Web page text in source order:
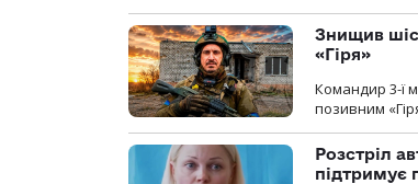
Знищив
«Гіря»
Командир 3-ї
позивним
Розстріл
підтримує